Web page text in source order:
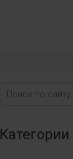
Категории